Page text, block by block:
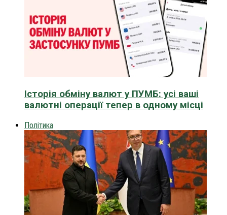
Історія обміну валют у ПУМБ: усі ваші
валютні операції тепер в одному місці
Політика